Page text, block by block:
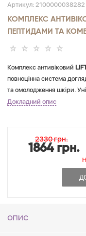
Артикул: 2100000038282
КОМПЛЕКС
ПЕПТИДАМИ ТА
Комплекс антивіковий
повноцінна система
та омолодження шкіри.
поєднанні з
сприяють синтезу
вираженість зморшок,
гладкою, підтягнутою та
Набір підходить для
Докладний опис
2330 грн.
1864 грн.
ОПИС